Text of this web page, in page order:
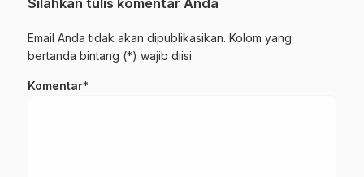
Silahkan tulis komentar Anda
Email Anda tidak akan dipublikasikan. Kolom yang
bertanda bintang (*) wajib diisi
Komentar*